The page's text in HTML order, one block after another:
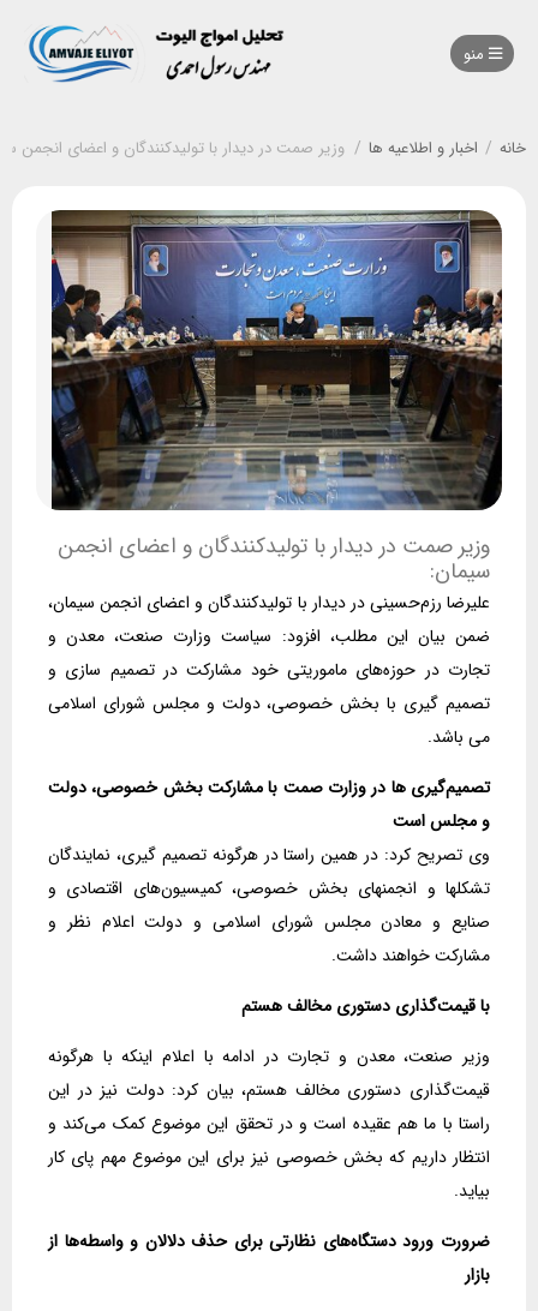
خانه / اخبار و اطلاعیه ها / وزیر صمت در دیدار با تولیدکنندگان و اعضای انجمن
وزیر صمت در دیدار با تولیدکنندگان و اعضای انجمن
سیمان:
علیرضا رزم‌حسینی در دیدار با تولیدکنندگان و اعضای انجمن سیمان،
ضمن بیان این مطلب، افزود: سیاست وزارت صنعت، معدن و
تجارت در حوزه‌های ماموریتی خود مشارکت در تصمیم سازی و
تصمیم گیری با بخش خصوصی، دولت و مجلس شورای اسلامی
می باشد.
تصمیم‌گیری ها در وزارت صمت با مشارکت بخش خصوصی، دولت
و مجلس است
وی تصریح کرد: در همین راستا در هرگونه تصمیم گیری، نمایندگان
تشکلها و انجمنهای بخش خصوصی، کمیسیون‌های اقتصادی و
صنایع و معادن مجلس شورای اسلامی و دولت اعلام نظر و
مشارکت خواهند داشت.
با قیمت‌گذاری دستوری مخالف هستم
وزیر صنعت، معدن و تجارت در ادامه با اعلام اینکه با هرگونه
قیمت‌گذاری دستوری مخالف هستم، بیان کرد: دولت نیز در این
راستا با ما هم عقیده است و در تحقق این موضوع کمک می‌کند و
انتظار داریم که بخش خصوصی نیز برای این موضوع مهم پای کار
بیاید.
ضرورت ورود دستگاه‌های نظارتی برای حذف دلالان و واسطه‌ها از
بازار